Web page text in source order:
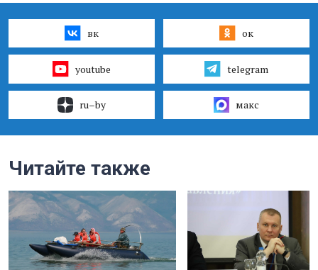
вк ок
youtube telegram
ru–by макс
Читайте также